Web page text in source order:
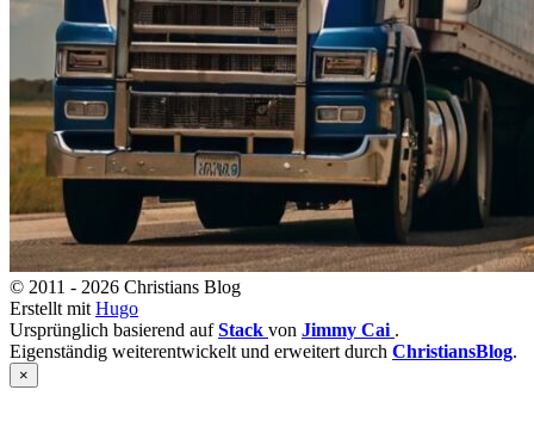
© 2011 - 2026 Christians Blog
Erstellt mit Hugo
Ursprünglich basierend aufStack von Jimmy Cai .
Eigenständig weiterentwickelt und erweitert durch ChristiansBlog.
×